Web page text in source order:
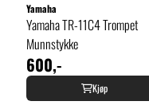
Yamaha
Yamaha TR-11C4 Trompet
Munnstykke
600,-
Kjøp